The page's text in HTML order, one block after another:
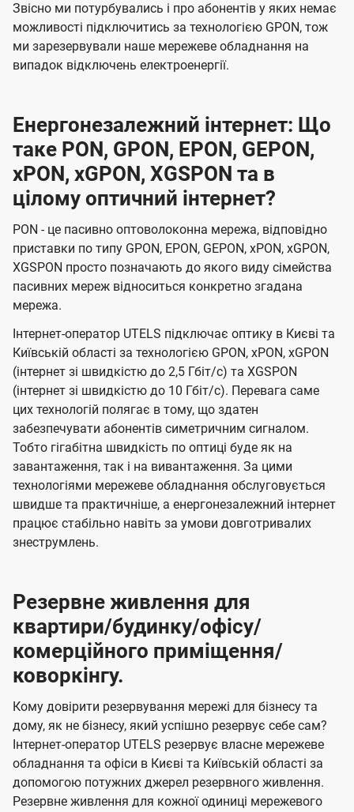
Звісно ми потурбувались і про абонентів у яких немає
можливості підключитись за технологією GPON, тож
ми зарезервували наше мережеве обладнання на
випадок відключень електроенергії.
Енергонезалежний інтернет: Що
таке PON, GPON, EPON, GEPON,
xPON, xGPON, XGSPON та в
цілому оптичний інтернет?
PON - це пасивно оптоволоконна мережа, відповідно
приставки по типу GPON, EPON, GEPON, xPON, xGPON,
XGSPON просто позначають до якого виду сімейства
пасивних мереж відноситься конкретно згадана
мережа.
Інтернет-оператор UTELS підключає оптику в Києві та
Київській області за технологією GPON, xPON, xGPON
(інтернет зі швидкістю до 2,5 Гбіт/с) та XGSPON
(інтернет зі швидкістю до 10 Гбіт/с). Перевага саме
цих технологій полягає в тому, що здатен
забезпечувати абонентів симетричним сигналом.
Тобто гігабітна швидкість по оптиці буде як на
завантаження, так і на вивантаження. За цими
технологіями мережеве обладнання обслуговується
швидше та практичніше, а енергонезалежний інтернет
працює стабільно навіть за умови довготривалих
знеструмлень.
Резервне живлення для
квартири/будинку/офісу/
комерційного приміщення/
коворкінгу.
Кому довірити резервування мережі для бізнесу та
дому, як не бізнесу, який успішно резервує себе сам?
Інтернет-оператор UTELS резервує власне мережеве
обладнання та офіси в Києві та Київській області за
допомогою потужних джерел резервного живлення.
Резервне живлення для кожної одиниці мережевого